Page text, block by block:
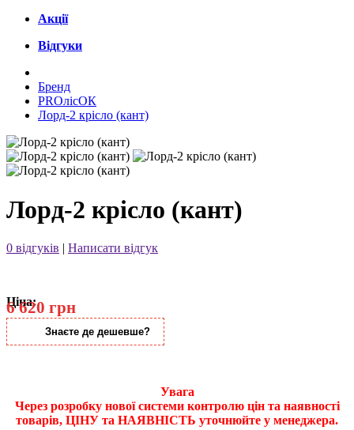
Акції
Відгуки
Бренд
PROлісОК
Лорд-2 крісло (кант)
Лорд-2 крісло (кант)
0 відгуків | Написати відгук
Ціна:
6 620 грн
Знаєте де дешевше?
Увага
Через розробку нової системи контролю цін та наявності
товарів, ЦІНУ та НАЯВНІСТЬ уточнюйте у менеджера.